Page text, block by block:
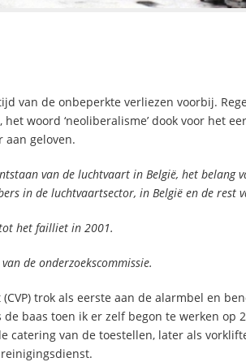
van de onbeperkte verliezen voorbij.
woord ‘neoliberalisme’ dook voor het
aan geloven.
van de luchtvaart in België, het belang
in de luchtvaartsector, in België en de rest
het failliet in 2001.
de onderzoekscommissie.
trok als eerste aan de alarmbel en
de baas toen ik er zelf begon te werken op
catering van de toestellen, later als